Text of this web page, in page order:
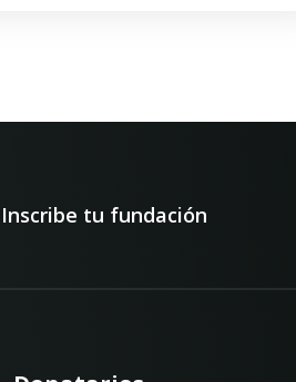
Inscribe tu fundación